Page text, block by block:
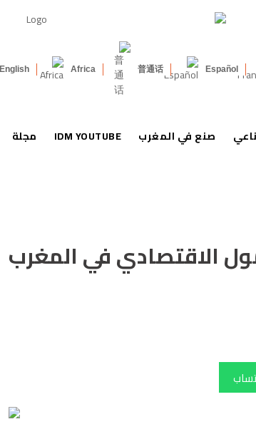
Español
普通话
Africa
English
صنع في المغرب IDM YOUTUBE مجلة
الاقتصادي في المغرب